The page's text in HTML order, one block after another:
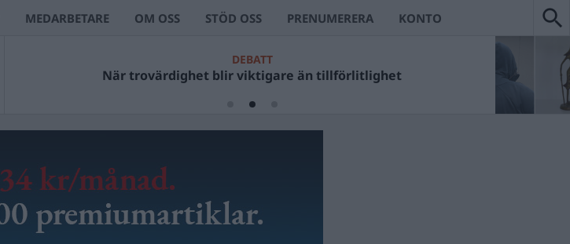
MEDARBETARE OM OSS STÖD OSS PRENUMERERA KONTO
DEBATT
När trovärdighet blir viktigare än tillförlitlighet